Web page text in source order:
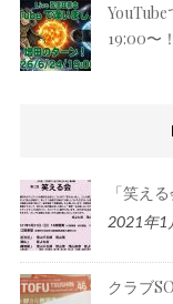
YouTube
19:00〜！
「笑え
2021年1
クラブ